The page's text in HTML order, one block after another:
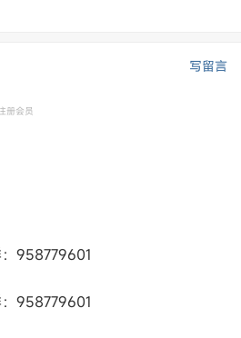
写留言
册会员
958779601
958779601